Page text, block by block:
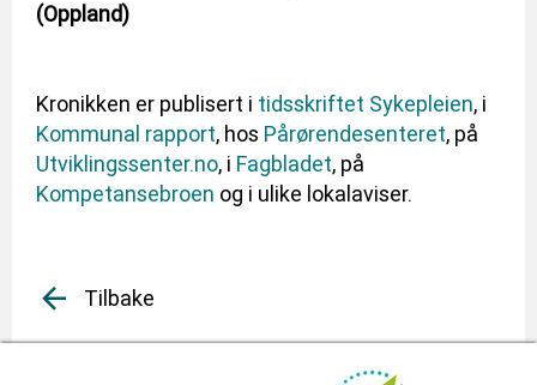
(Oppland)
Kronikken er publisert i tidsskriftet Sykepleien, i
Kommunal rapport, hos Pårørendesenteret, på
Utviklingssenter.no, i Fagbladet, på
Kompetansebroen og i ulike lokalaviser.
Tilbake